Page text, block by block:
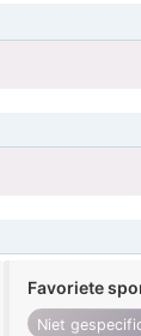
Favoriete
Niet